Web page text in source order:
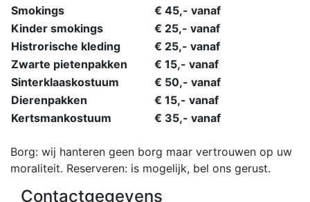
Smokings
€ 45,- vanaf
Kinder smokings
€ 25,- vanaf
Histrorische kleding
€ 25,- vanaf
Zwarte pietenpakken
€ 15,- vanaf
Sinterklaaskostuum
€ 50,- vanaf
Dierenpakken
€ 15,- vanaf
Kertsmankostuum
€ 35,- vanaf
Borg: wij hanteren geen borg maar vertrouwen op uw
moraliteit. Reserveren: is mogelijk, bel ons gerust.
Contactgegevens